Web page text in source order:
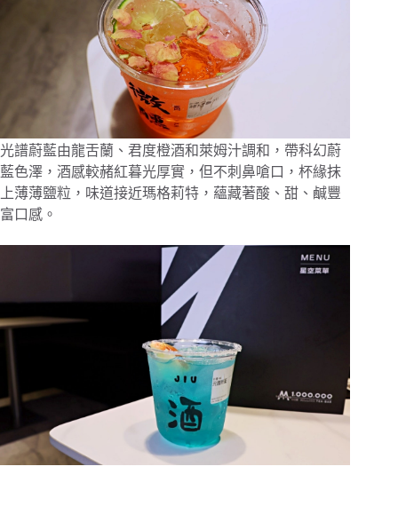
光譜蔚藍由龍舌蘭、君度橙酒和萊姆汁調和，帶科幻蔚
藍色澤，酒感較赭紅暮光厚實，但不刺鼻嗆口，杯緣抹
上薄薄鹽粒，味道接近瑪格莉特，蘊藏著酸、甜、鹹豐
富口感。